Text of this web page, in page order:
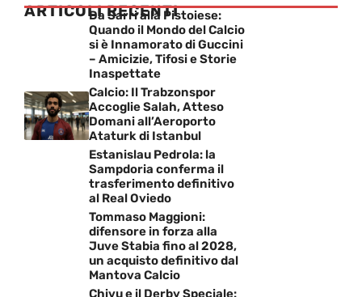
ARTICOLI RECENTI
Da Sarri alla Pistoiese:
Quando il Mondo del Calcio
si è Innamorato di Guccini
– Amicizie, Tifosi e Storie
Inaspettate
Calcio: Il Trabzonspor
Accoglie Salah, Atteso
Domani all’Aeroporto
Ataturk di Istanbul
Estanislau Pedrola: la
Sampdoria conferma il
trasferimento definitivo
al Real Oviedo
Tommaso Maggioni:
difensore in forza alla
Juve Stabia fino al 2028,
un acquisto definitivo dal
Mantova Calcio
Chivu e il Derby Speciale: